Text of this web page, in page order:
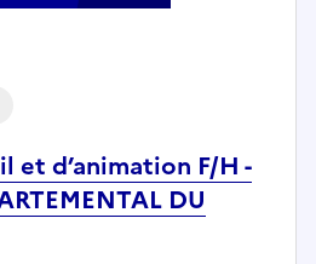
et d’animation F/H -
DU